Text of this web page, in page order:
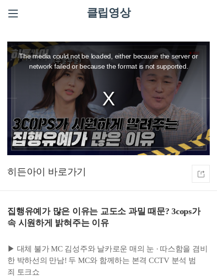
클립영상
is
a
modal
window.
The media could not be loaded, either because the server or
network failed or because the format is not supported.
히든아이
집행유예가 많은 이유는 교도소 과밀 때문? 3cops가
속 시원하게 밝혀주는 이유
▶ 대체 불가 MC 김성주와 날카로운 매의 눈 · 따스함을 겸비
한 박하선의 만남! 두 MC와 함께하는 본격 CCTV 분석 범
죄 토크쇼